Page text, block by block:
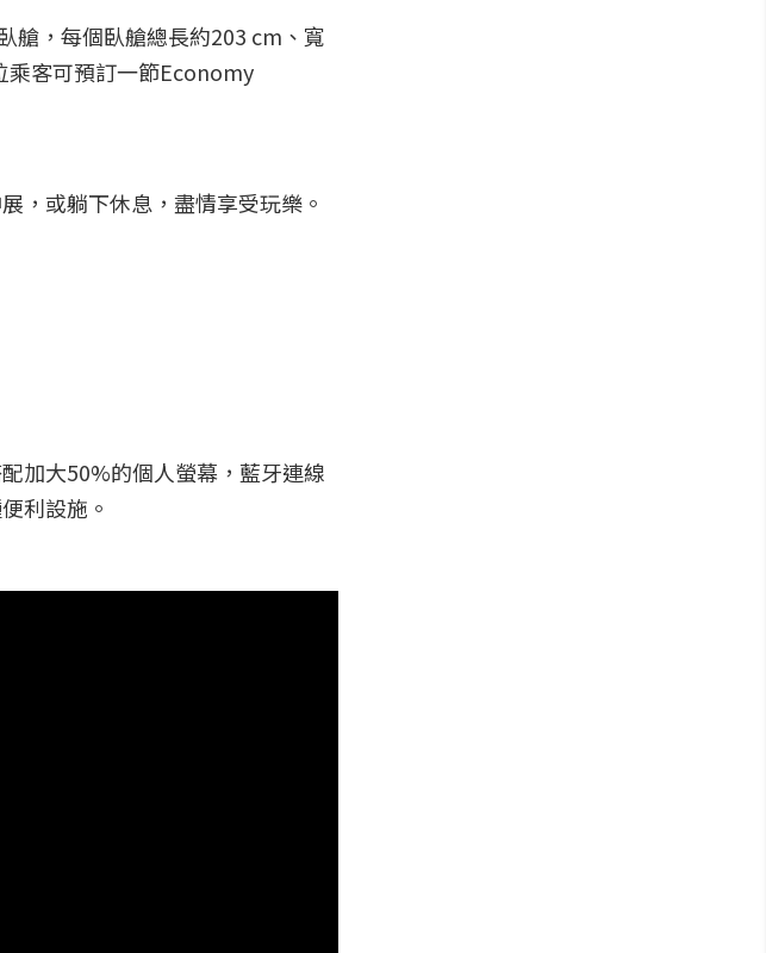
艙，每個臥艙總長約203 cm、寬
乘客可預訂一節Economy
，或躺下休息，盡情享受玩樂。
加大50%的個人螢幕，藍牙連線
利設施。